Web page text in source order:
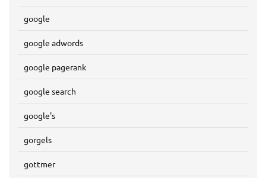
google
google adwords
google pagerank
google search
google's
gorgels
gottmer